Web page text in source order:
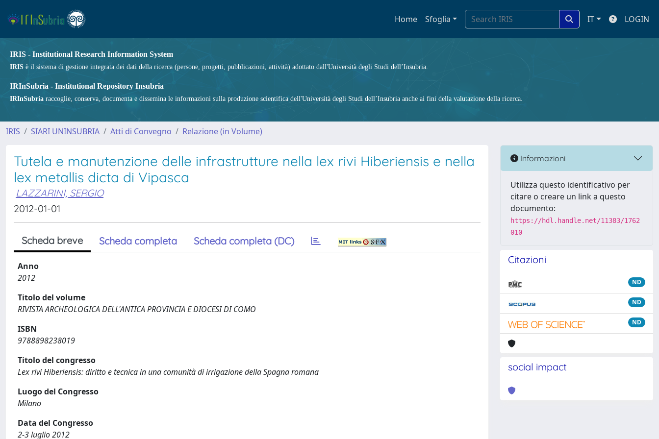
Home Sfoglia IT LOGIN
IRIS - Institutional Research Information System
IRIS è il sistema di gestione integrata dei dati della ricerca (persone, progetti, pubblicazioni, attività) adottato dall'Università degli Studi dell’Insubria.
IRInSubria - Institutional Repository Insubria
IRInSubria raccoglie, conserva, documenta e dissemina le informazioni sulla produzione scientifica dell'Università degli Studi dell’Insubria anche ai fini della valutazione della ricerca.
IRIS SIARI UNINSUBRIA Atti di Convegno Relazione (in Volume)
Tutela e manutenzione delle infrastrutture nella lex rivi Hiberiensis e nella
lex metallis dicta di Vipasca
LAZZARINI, SERGIO
2012-01-01
Scheda breve Scheda completa Scheda completa (DC)
Anno
2012
Titolo del volume
RIVISTA ARCHEOLOGICA DELL'ANTICA PROVINCIA E DIOCESI DI COMO
ISBN
9788898238019
Titolo del congresso
Lex rivi Hiberiensis: diritto e tecnica in una comunità di irrigazione della Spagna romana
Luogo del Congresso
Milano
Data del Congresso
2-3 luglio 2012
Informazioni
Utilizza questo identificativo per
citare o creare un link a questo
documento:
https://hdl.handle.net/11383/1762
010
Citazioni
ND
ND
ND
social impact